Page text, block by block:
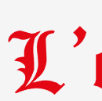
to
content